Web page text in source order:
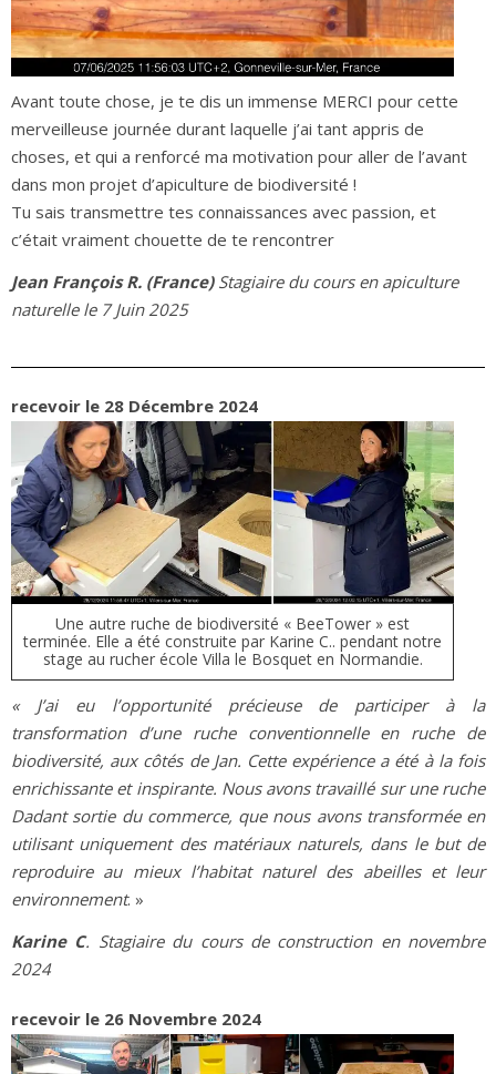
Avant toute chose, je te dis un immense MERCI pour cette
merveilleuse journée durant laquelle j’ai tant appris de
choses, et qui a renforcé ma motivation pour aller de l’avant
dans mon projet d’apiculture de biodiversité !
Tu sais transmettre tes connaissances avec passion, et
c’était vraiment chouette de te rencontrer
Jean François R. (France) Stagiaire du cours en apiculture
naturelle le 7 Juin 2025
recevoir le 28 Décembre 2024
Une autre ruche de biodiversité « BeeTower » est
terminée. Elle a été construite par Karine C.. pendant notre
stage au rucher école Villa le Bosquet en Normandie.
« J’ai eu l’opportunité précieuse de participer à la
transformation d’une ruche conventionnelle en ruche de
biodiversité, aux côtés de Jan. Cette expérience a été à la fois
enrichissante et inspirante. Nous avons travaillé sur une ruche
Dadant sortie du commerce, que nous avons transformée en
utilisant uniquement des matériaux naturels, dans le but de
reproduire au mieux l’habitat naturel des abeilles et leur
environnement. »
Karine C. Stagiaire du cours de construction en novembre
2024
recevoir le 26 Novembre 2024